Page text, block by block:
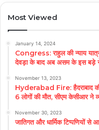
Most Viewed
January 14, 2024
Congress: राहुल की न्याय
देवड़ा के बाद अब असम के इस बड़े
November 13, 2023
Hyderabad Fire: हैदराबाद
6 लोगों की मौत, सीएम केसीआर ने
November 30, 2023
जातिगत और धार्मिक टिप्पणियों